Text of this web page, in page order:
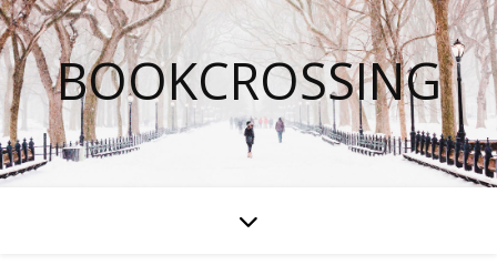
BOOKCROSSING